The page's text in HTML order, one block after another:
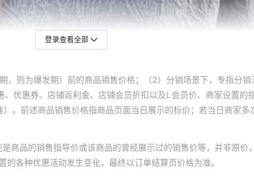
登录查看全部
，则为爆发期）前的商品销售价格；（2）分销场景下，专指分
优惠券、店铺返利金、店铺会员折扣以及L会员价、商家设置
前述商品销售价格指商品页面当日展示的标价；若当日商家多
品的销售指导价或该商品的曾经展示过的销售价等，并非原价
各种优惠活动发生变化，最终以订单结算页价格为准。